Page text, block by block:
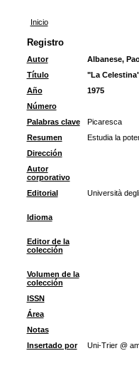
Inicio
Registro
Autor
Albanese,
Título
"La
Año
1975
Número
Palabras clave
Picaresca
Resumen
Estudia la
Dirección
Autor
corporativo
Editorial
Università
Idioma
Editor de la
colección
Volumen de la
colección
ISSN
Área
Notas
Insertado por
Uni-Trier @